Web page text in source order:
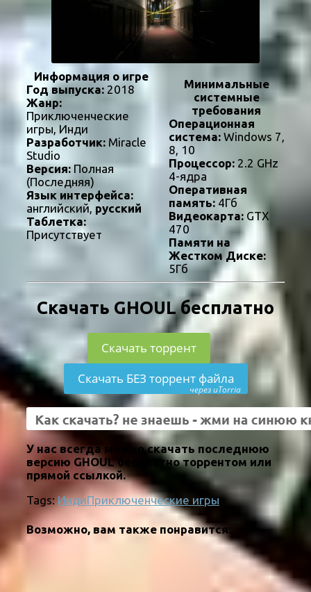
Информация о игре
Год выпуска: 2018
Жанр:
Приключенческие
игры, Инди
Разработчик: Miracle
Studio
Версия: Полная
(Последняя)
Язык интерфейса:
английский, русский
Таблетка:
Присутствует
Минимальные
системные
требования
Операционная
система:Windows 7,
8, 10
Процессор:2.2 GHz
4-ядра
Оперативная
память:4Гб
Видеокарта:GTX
470
Памяти на
Жестком Диске:
5Гб
Скачать GHOUL бесплатно
Скачать торрент
Скачать БЕЗ торрент файла
через uTorria
У нас всегда можно скачать последнюю
версию GHOUL бесплатно торрентом или
прямой ссылкой.
Tags: ИндиПриключенческие игры
Возможно, вам также понравится: